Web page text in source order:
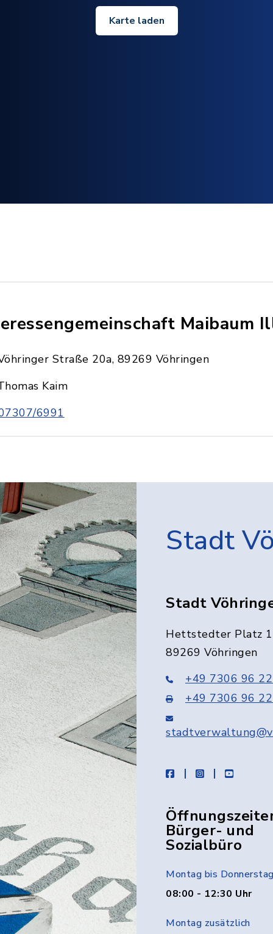
Karte laden
Maibaum
Straße 20a, 89269 Vöhringen
Kaim
6991
Stadt
Stadt
Hettstedter Platz 1
89269 Vöhringen
+49 7306 96
+49 7306 96
facebookinstagramyoutube
Bürger- und
Sozialbüro
Montag bis Donnerstag
08:00 - 12:30 Uhr
Montag zusätzlich